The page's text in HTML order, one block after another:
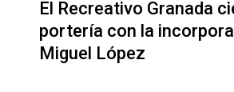
El Recreativo Granada
portería con la
Miguel López